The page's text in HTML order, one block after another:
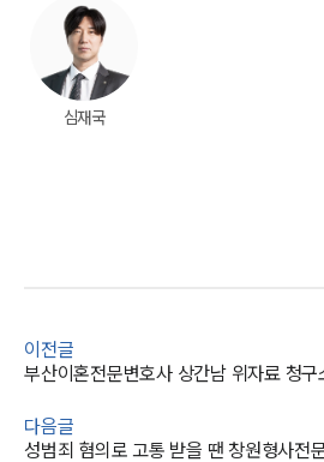
심재국
이전글
부산이혼전문변호사 상간남 위자료 청구
다음글
성범죄 혐의로 고통 받을 땐 창원형사전